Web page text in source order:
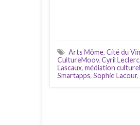
Arts Môme, Cité du Vin
CultureMoov, Cyril Leclerc,
Lascaux, médiation
Smartapps, Sophie Lacour,